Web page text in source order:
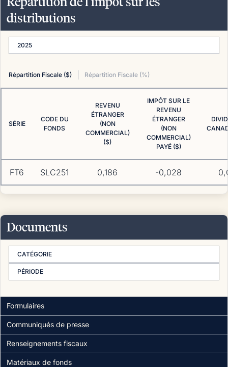
distributions
2025
Répartition Fiscale ($) Répartition Fiscale (%)
SÉRIE
CODE DU
FONDS
REVENU
ÉTRANGER
(NON
COMMERCIAL)
($)
IMPÔT SUR LE
REVENU
ÉTRANGER
(NON
COMMERCIAL)
PAYÉ ($)
FT6 SLC251 0,186 -0,028
Documents
CATÉGORIE
PÉRIODE
Formulaires
Communiqués de presse
Renseignements fiscaux
Matériaux de fonds